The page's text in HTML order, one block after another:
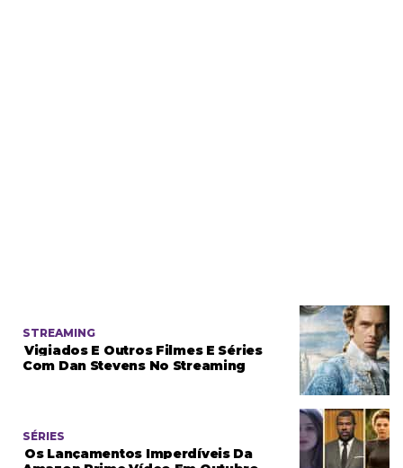
STREAMING
Vigiados E Outros Filmes E Séries
Com Dan Stevens No Streaming
SÉRIES
Os Lançamentos Imperdíveis Da